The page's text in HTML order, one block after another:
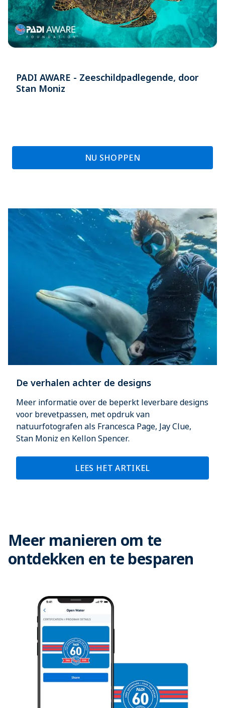
PADI AWARE - Zeeschildpadlegende, door
Stan Moniz
NU SHOPPEN
De verhalen achter de designs
Meer informatie over de beperkt leverbare designs
voor brevetpassen, met opdruk van
natuurfotografen als Francesca Page, Jay Clue,
Stan Moniz en Kellon Spencer.
LEES HET ARTIKEL
Meer manieren om te
ontdekken en te besparen